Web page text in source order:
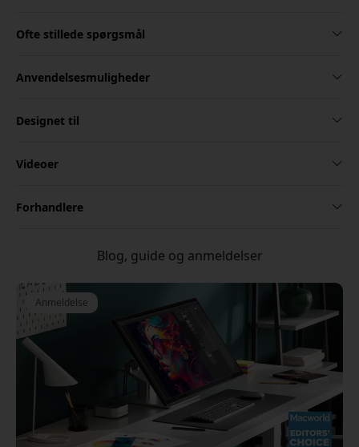
Ofte stillede spørgsmål
Anvendelsesmuligheder
Designet til
Videoer
Forhandlere
Blog, guide og anmeldelser
Anmeldelse